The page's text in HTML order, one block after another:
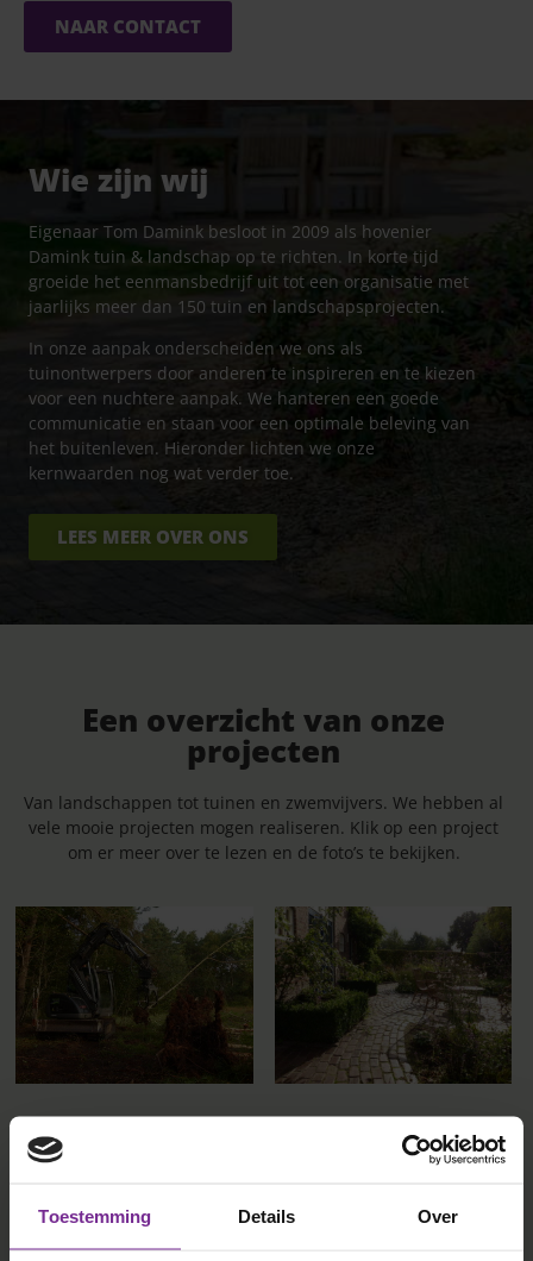
Toestemming Details Over
NAAR CONTACT
Wie zijn wij
Eigenaar Tom Damink besloot in 2009 als hovenier
Damink tuin & landschap op te richten. In korte tijd
groeide het eenmansbedrijf uit tot een organisatie met
jaarlijks meer dan 150 tuin en landschapsprojecten.
In onze aanpak onderscheiden we ons als
tuinontwerpers door anderen te inspireren en te kiezen
voor een nuchtere aanpak. We hanteren een goede
communicatie en staan voor een optimale beleving van
het buitenleven. Hieronder lichten we onze
kernwaarden nog wat verder toe.
LEES MEER OVER ONS
Een overzicht van onze
projecten
Van landschappen tot tuinen en zwemvijvers. We hebben al
vele mooie projecten mogen realiseren. Klik op een project
om er meer over te lezen en de foto’s te bekijken.